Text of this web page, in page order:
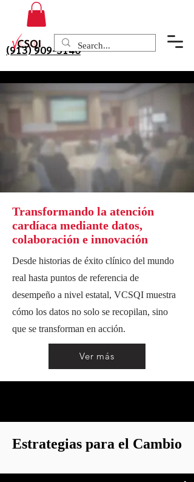
(913) 909-3140
Transformando la atención
cardíaca mediante datos,
colaboración e innovación
Desde historias de éxito clínico del mundo
real hasta puntos de referencia de
desempeño a nivel estatal, VCSQI muestra
cómo los datos no solo se recopilan, sino
que se transforman en acción.
Ver más
Estrategias para el Cambio